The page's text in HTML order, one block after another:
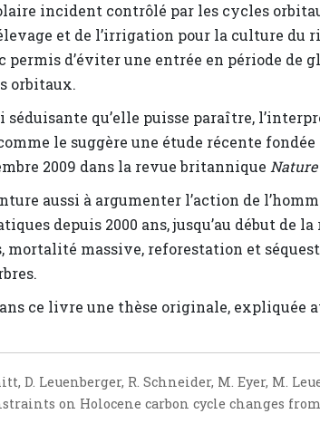
incident contrôlé par les cycles
et de l’irrigation pour la culture du
permis d’éviter une entrée en période de
orbitaux.
séduisante qu’elle puisse paraître,
le suggère une étude récente
2009 dans la revue britannique Nature
aussi à argumenter l’action de
depuis 2000 ans, jusqu’au début
mortalité massive, reforestation et
ce livre une thèse originale, expliquée
D. Leuenberger, R. Schneider, M. Eyer, M.
on Holocene carbon cycle changes